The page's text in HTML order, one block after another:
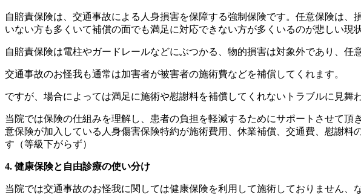
自賠責保険は、交通事故による人身損害を保障する強制保険です。任意保険は、
いない方も多くいて補償の面でも満足に対応できない方が多くいるのが悲しい現状
自賠責保険は電柱やガードレールなどにぶつかる、物的損害は対象外であり、任
交通事故のお怪我も通常は加害者が被害者の施術費などを補償してくれます。
ですが、場合によっては満足に施術や慰謝料を補償してくれないトラブルに見
当院では保険の仕組みを理解し、患者の負担を軽減するためにサポートさせて
意保険が加入している人身傷害保険特約が施術費用、休業補償、交通費、慰謝
す（等級下がらず）
4. 健康保険と自由診療の使い分け
当院では交通事故のお怪我に関しては健康保険を利用して施術しておりません